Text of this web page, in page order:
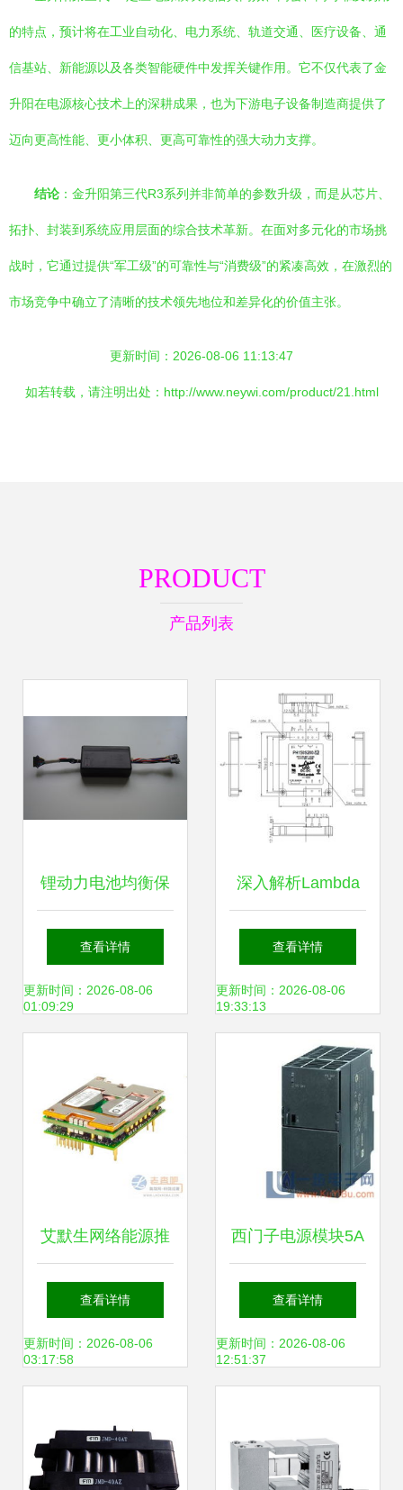
的特点，预计将在工业自动化、电力系统、轨道交通、医疗设备、通
信基站、新能源以及各类智能硬件中发挥关键作用。它不仅代表了金
升阳在电源核心技术上的深耕成果，也为下游电子设备制造商提供了
迈向更高性能、更小体积、更高可靠性的强大动力支撑。
结论 ：金升阳第三代R3系列并非简单的参数升级，而是从芯片、
拓扑、封装到系统应用层面的综合技术革新。在面对多元化的市场挑
战时，它通过提供“军工级”的可靠性与“消费级”的紧凑高效，在激烈的
市场竞争中确立了清晰的技术领先地位和差异化的价值主张。
更新时间：2026-08-06 11:13:47
如若转载，请注明出处：http://www.neywi.com/product/21.html
PRODUCT
产品列表
锂动力电池均衡保
护模块——构筑电
源系统的核心安防
查看详情
更新时间：2026-08-06
01:09:29
深入解析Lambda
电源模块
PH75F280-15 卓
越性能与关键对比
优劣势
查看详情
更新时间：2026-08-06
19:33:13
艾默生网络能源推
出最新版直流-直流
总线转换器，引领
杆
查看详情
更新时间：2026-08-06
03:17:58
西门子电源模块5A
与其他电源模块的
对比分析
查看详情
更新时间：2026-08-06
12:51:37